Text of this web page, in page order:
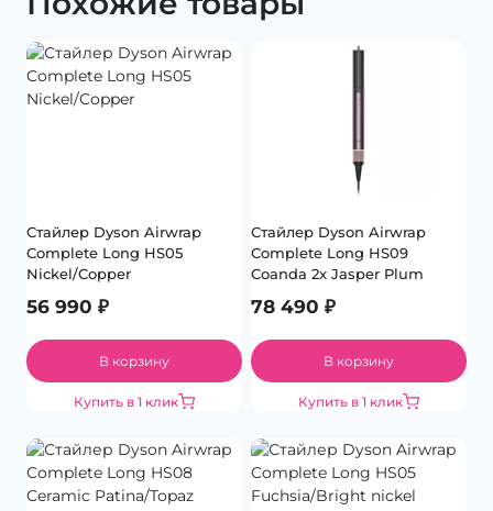
Стайлер Dyson Airwrap
Complete Long HS05
Nickel/Copper
56 990 ₽
В корзину
Купить в 1 клик
Стайлер Dyson Airwrap
Complete Long HS09
Coanda 2x Jasper Plum
78 490 ₽
В корзину
Купить в 1 клик